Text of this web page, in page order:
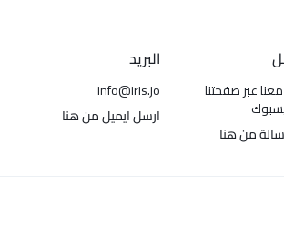
عبر صفحتنا
من هنا
البريد
info@iris.jo
ارسل ايميل من هنا